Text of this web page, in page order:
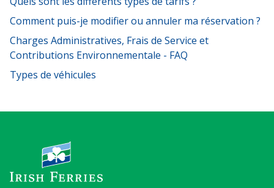
Comment puis-je modifier ou annuler ma réservation ?
Charges Administratives, Frais de Service et
Contributions Environnementale - FAQ
Types de véhicules